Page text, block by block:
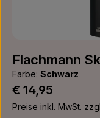
Flachmann
Farbe: Schwarz
Regulärer Preis:
€ 14,95
Preise inkl. MwSt.